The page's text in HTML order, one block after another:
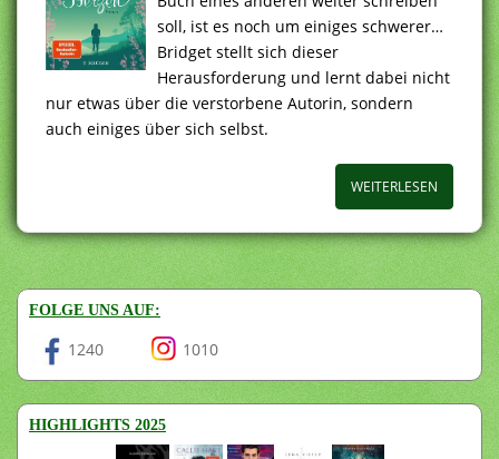
soll, ist es noch um einiges schwerer…
Bridget stellt sich dieser
Herausforderung und lernt dabei nicht
nur etwas über die verstorbene Autorin, sondern
auch einiges über sich selbst.
WEITERLESEN
FOLGE UNS AUF:
1240 1010
HIGHLIGHTS 2025